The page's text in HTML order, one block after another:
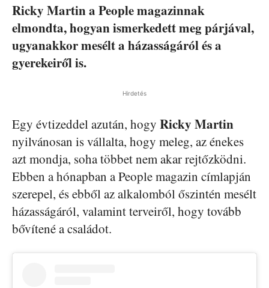
Ricky Martin a People magazinnak
elmondta, hogyan ismerkedett meg párjával,
ugyanakkor mesélt a házasságáról és a
gyerekeiről is.
Hirdetés
Egy évtizeddel azután, hogy Ricky Martin
nyilvánosan is vállalta, hogy meleg, az énekes
azt mondja, soha többet nem akar rejtőzködni.
Ebben a hónapban a People magazin címlapján
szerepel, és ebből az alkalomból őszintén mesélt
házasságáról, valamint terveiről, hogy tovább
bővítené a családot.